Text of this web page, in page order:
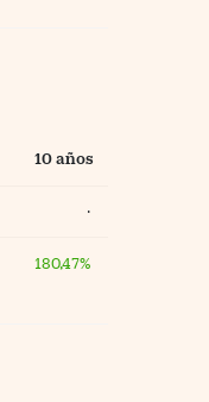
10 años
·
180,47%